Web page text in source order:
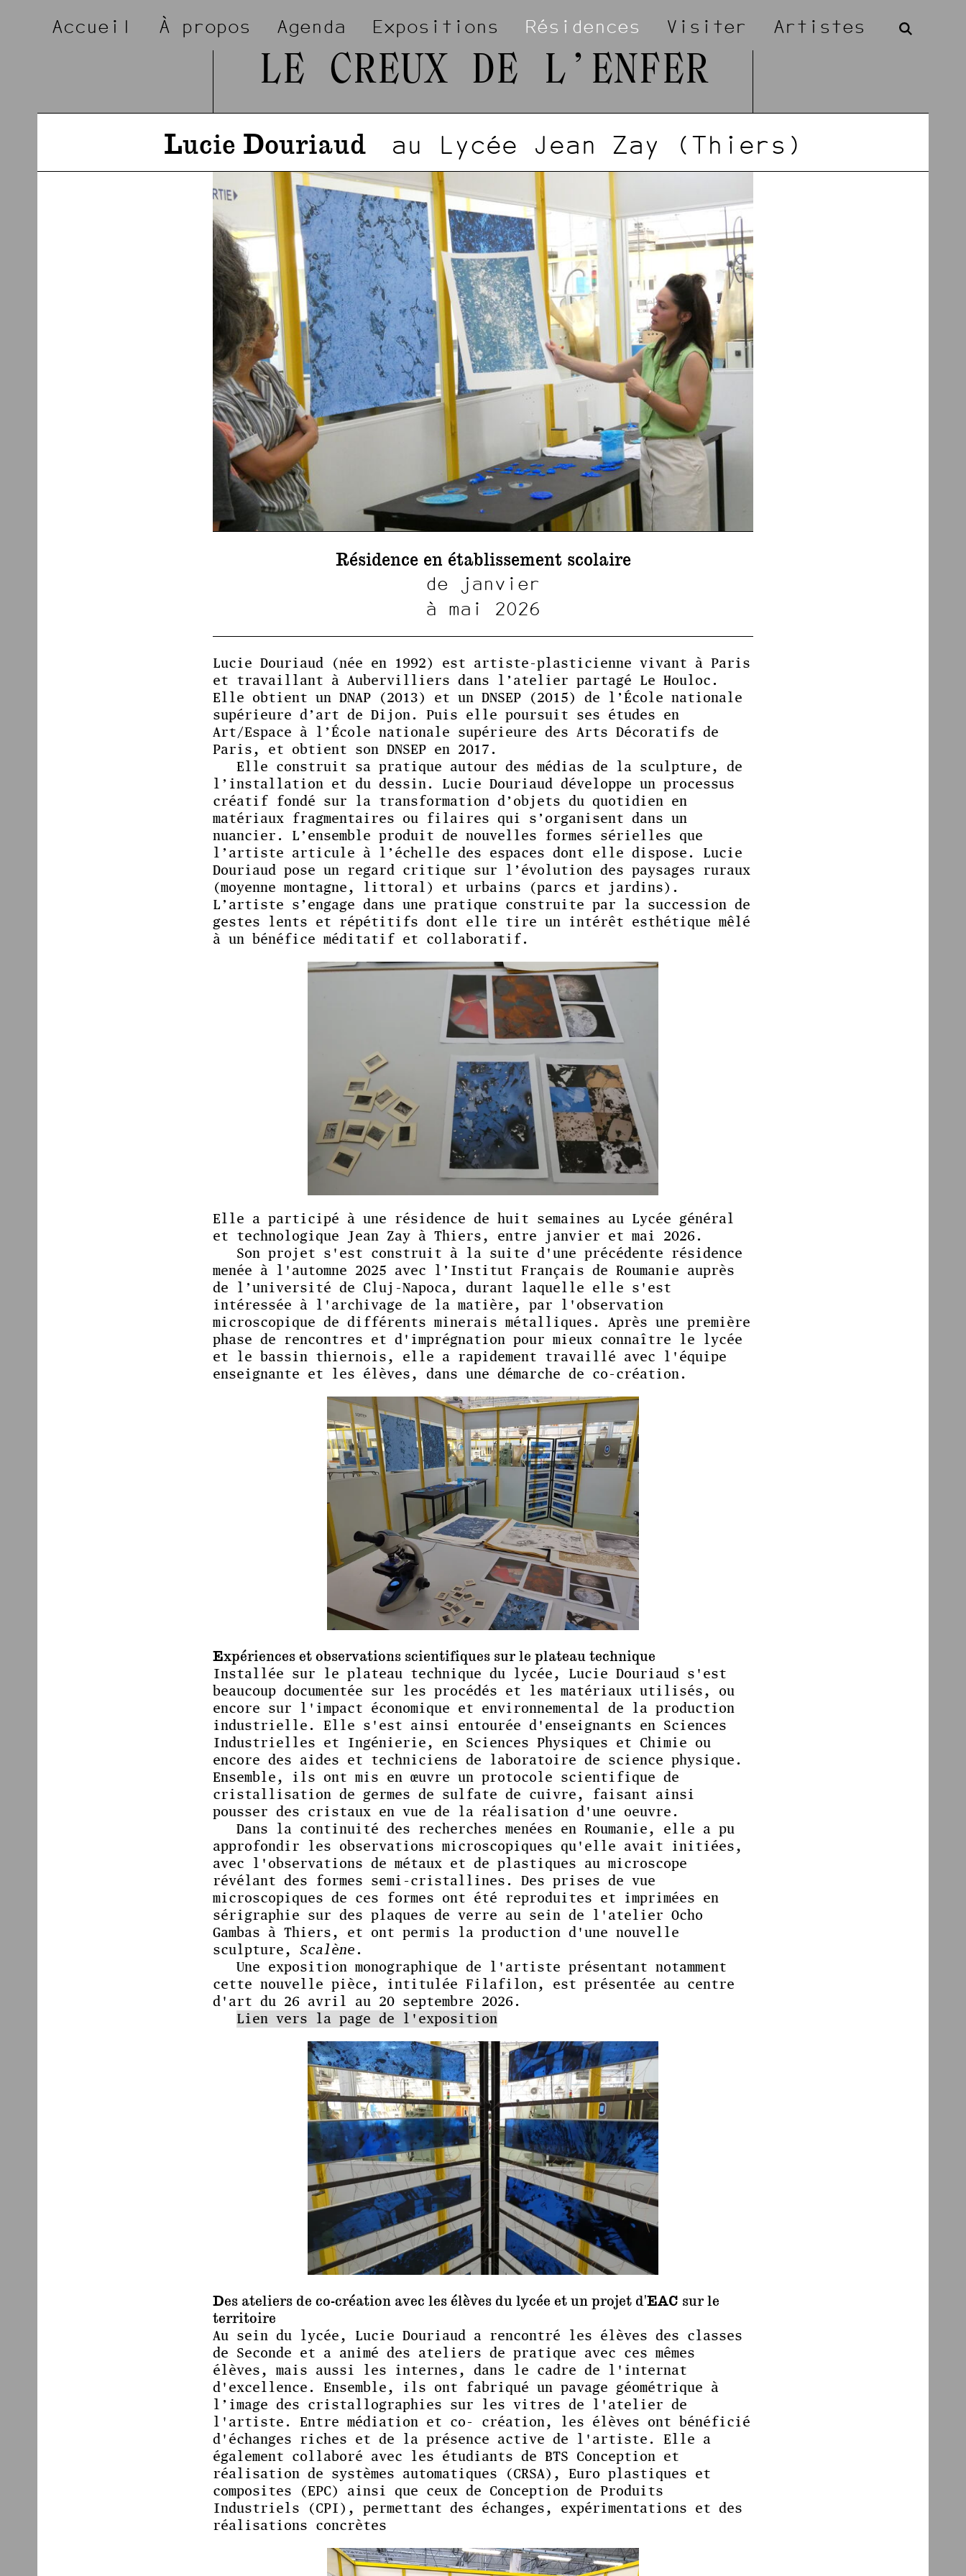
Accueil À propos Agenda Expositions Résidences Visiter Artistes
LE CREUX DE L’ENFER
Lucie Douriaud au Lycée Jean Zay (Thiers)
Résidence en établissement scolaire
de janvier
à mai 2026
Lucie Douriaud (née en 1992) est artiste-plasticienne vivant à Paris
et travaillant à Aubervilliers dans l’atelier partagé Le Houloc.
Elle obtient un DNAP (2013) et un DNSEP (2015) de l’École nationale
supérieure d’art de Dijon. Puis elle poursuit ses études en
Art/Espace à l’École nationale supérieure des Arts Décoratifs de
Paris, et obtient son DNSEP en 2017.
Elle construit sa pratique autour des médias de la sculpture, de
l’installation et du dessin. Lucie Douriaud développe un processus
créatif fondé sur la transformation d’objets du quotidien en
matériaux fragmentaires ou filaires qui s’organisent dans un
nuancier. L’ensemble produit de nouvelles formes sérielles que
l’artiste articule à l’échelle des espaces dont elle dispose. Lucie
Douriaud pose un regard critique sur l’évolution des paysages ruraux
(moyenne montagne, littoral) et urbains (parcs et jardins).
L’artiste s’engage dans une pratique construite par la succession de
gestes lents et répétitifs dont elle tire un intérêt esthétique mêlé
à un bénéfice méditatif et collaboratif.
Elle a participé à une résidence de huit semaines au Lycée général
et technologique Jean Zay à Thiers, entre janvier et mai 2026.
Son projet s'est construit à la suite d'une précédente résidence
menée à l'automne 2025 avec l’Institut Français de Roumanie auprès
de l’université de Cluj-Napoca, durant laquelle elle s'est
intéressée à l'archivage de la matière, par l'observation
microscopique de différents minerais métalliques. Après une première
phase de rencontres et d'imprégnation pour mieux connaître le lycée
et le bassin thiernois, elle a rapidement travaillé avec l'équipe
enseignante et les élèves, dans une démarche de co-création.
Expériences et observations scientifiques sur le plateau technique
Installée sur le plateau technique du lycée, Lucie Douriaud s'est
beaucoup documentée sur les procédés et les matériaux utilisés, ou
encore sur l'impact économique et environnemental de la production
industrielle. Elle s'est ainsi entourée d'enseignants en Sciences
Industrielles et Ingénierie, en Sciences Physiques et Chimie ou
encore des aides et techniciens de laboratoire de science physique.
Ensemble, ils ont mis en œuvre un protocole scientifique de
cristallisation de germes de sulfate de cuivre, faisant ainsi
pousser des cristaux en vue de la réalisation d'une oeuvre.
Dans la continuité des recherches menées en Roumanie, elle a pu
approfondir les observations microscopiques qu'elle avait initiées,
avec l'observations de métaux et de plastiques au microscope
révélant des formes semi-cristallines. Des prises de vue
microscopiques de ces formes ont été reproduites et imprimées en
sérigraphie sur des plaques de verre au sein de l'atelier Ocho
Gambas à Thiers, et ont permis la production d'une nouvelle
sculpture, Scalène .
Une exposition monographique de l'artiste présentant notamment
cette nouvelle pièce, intitulée Filafilon, est présentée au centre
d'art du 26 avril au 20 septembre 2026.
Lien vers la page de l'exposition
Scalène
Des ateliers de co-création avec les élèves du lycée et un projet d'EAC sur le
territoire
Au sein du lycée, Lucie Douriaud a rencontré les élèves des classes
de Seconde et a animé des ateliers de pratique avec ces mêmes
élèves, mais aussi les internes, dans le cadre de l'internat
d'excellence. Ensemble, ils ont fabriqué un pavage géométrique à
l’image des cristallographies sur les vitres de l'atelier de
l'artiste. Entre médiation et co- création, les élèves ont bénéficié
d'échanges riches et de la présence active de l'artiste. Elle a
également collaboré avec les étudiants de BTS Conception et
réalisation de systèmes automatiques (CRSA), Euro plastiques et
composites (EPC) ainsi que ceux de Conception de Produits
Industriels (CPI), permettant des échanges, expérimentations et des
réalisations concrètes